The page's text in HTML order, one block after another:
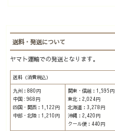
送料・発送について
ヤマト運輸での発送となります。
送料（消費税込）
九州：880円
中国 : 968円
四国・関西：1,122円
中部・北陸：1,210円
関東・信越：1,595円
東北：2,024円
北海道：3,278円
沖縄：2,420円
クール便：440円